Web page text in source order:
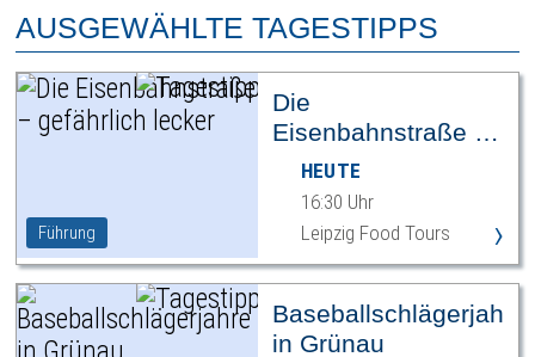
AUSGEWÄHLTE TAGESTIPPS
Führung
Die
Eisenbahnstraße –
gefährlich lecker
HEUTE
16:30 Uhr
Leipzig Food Tours
›
Baseballschlägerjahre
in Grünau